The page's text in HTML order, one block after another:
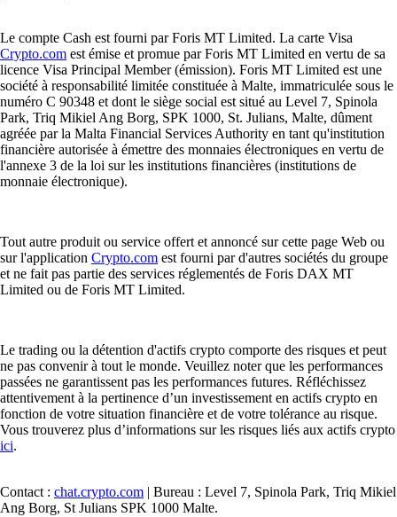
Le compte Cash est fourni par Foris MT Limited. La carte Visa
Crypto.com est émise et promue par Foris MT Limited en vertu de sa
licence Visa Principal Member (émission). Foris MT Limited est une
société à responsabilité limitée constituée à Malte, immatriculée sous le
numéro C 90348 et dont le siège social est situé au Level 7, Spinola
Park, Triq Mikiel Ang Borg, SPK 1000, St. Julians, Malte, dûment
agréée par la Malta Financial Services Authority en tant qu'institution
financière autorisée à émettre des monnaies électroniques en vertu de
l'annexe 3 de la loi sur les institutions financières (institutions de
monnaie électronique).
Tout autre produit ou service offert et annoncé sur cette page Web ou
sur l'application Crypto.com est fourni par d'autres sociétés du groupe
et ne fait pas partie des services réglementés de Foris DAX MT
Limited ou de Foris MT Limited.
Le trading ou la détention d'actifs crypto comporte des risques et peut
ne pas convenir à tout le monde. Veuillez noter que les performances
passées ne garantissent pas les performances futures. Réfléchissez
attentivement à la pertinence d’un investissement en actifs crypto en
fonction de votre situation financière et de votre tolérance au risque.
Vous trouverez plus d’informations sur les risques liés aux actifs crypto
ici.
Contact : chat.crypto.com | Bureau : Level 7, Spinola Park, Triq Mikiel
Ang Borg, St Julians SPK 1000 Malte.